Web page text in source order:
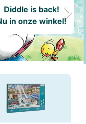
Diddle is back!
in onze winkel!